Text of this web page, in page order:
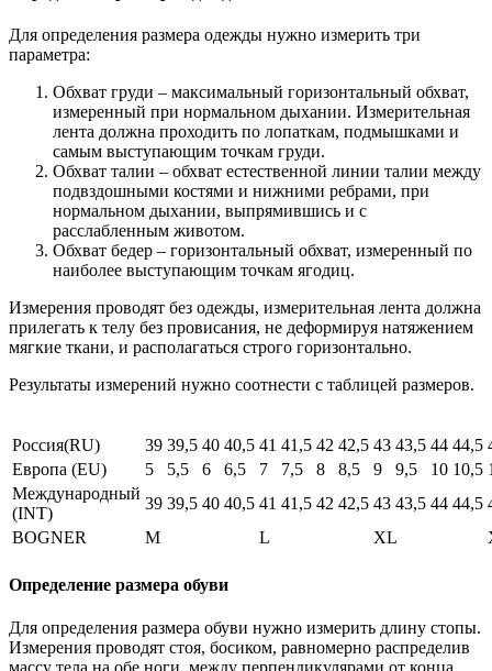
Для определения размера одежды нужно измерить три
параметра:
Обхват груди – максимальный горизонтальный обхват,
измеренный при нормальном дыхании. Измерительная
лента должна проходить по лопаткам, подмышками и
самым выступающим точкам груди.
Обхват талии – обхват естественной линии талии между
подвздошными костями и нижними ребрами, при
нормальном дыхании, выпрямившись и с
расслабленным животом.
Обхват бедер – горизонтальный обхват, измеренный по
наиболее выступающим точкам ягодиц.
Измерения проводят без одежды, измерительная лента должна
прилегать к телу без провисания, не деформируя натяжением
мягкие ткани, и располагаться строго горизонтально.
Результаты измерений нужно соотнести с таблицей размеров.
Россия(RU) 39 39,5 40 40,5 41 41,5 42 42,5 43 43,5 44 44,5
Европа (EU)
5 5,5 6 6,5 7 7,5 8 8,5 9 9,5 10 10,5
Международный
(INT)
39 39,5 40 40,5 41 41,5 42 42,5 43 43,5 44 44,5
BOGNER
M L XL
Определение размера обуви
Для определения размера обуви нужно измерить длину стопы.
Измерения проводят стоя, босиком, равномерно распределив
массу тела на обе ноги, между перпендикулярами от конца